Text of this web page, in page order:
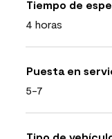
Tiempo de
4 horas
Puesta en
5-7